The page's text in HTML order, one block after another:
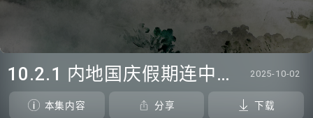
seconds
18
minutes,
10.2.1 内地国庆假期连中秋节假期 不少内地旅客到港旅游 2025-10-02
本集内容 分享 下载